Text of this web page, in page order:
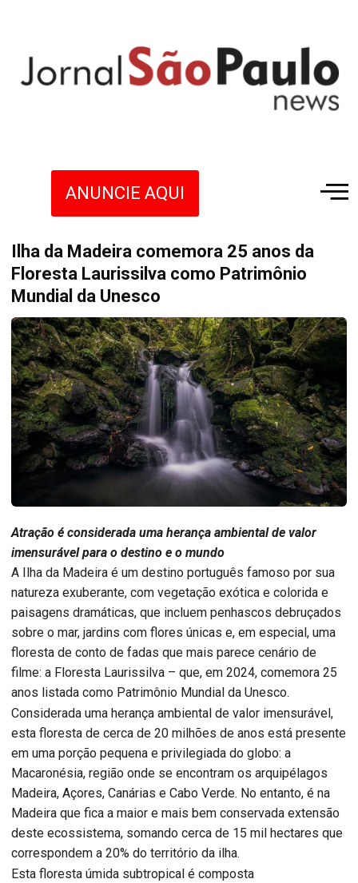
ANUNCIE AQUI
Ilha da Madeira comemora 25 anos da
Floresta Laurissilva como Patrimônio
Mundial da Unesco
Atração é considerada uma herança ambiental de valor
imensurável para o destino e o mundo
A Ilha da Madeira é um destino português famoso por sua
natureza exuberante, com vegetação exótica e colorida e
paisagens dramáticas, que incluem penhascos debruçados
sobre o mar, jardins com flores únicas e, em especial, uma
floresta de conto de fadas que mais parece cenário de
filme: a Floresta Laurissilva – que, em 2024, comemora 25
anos listada como Patrimônio Mundial da Unesco.
Considerada uma herança ambiental de valor imensurável,
esta floresta de cerca de 20 milhões de anos está presente
em uma porção pequena e privilegiada do globo: a
Macaronésia, região onde se encontram os arquipélagos
Madeira, Açores, Canárias e Cabo Verde. No entanto, é na
Madeira que fica a maior e mais bem conservada extensão
deste ecossistema, somando cerca de 15 mil hectares que
correspondem a 20% do território da ilha.
Esta floresta úmida subtropical é composta